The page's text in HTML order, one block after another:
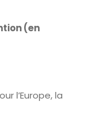
(en
l’Europe, la